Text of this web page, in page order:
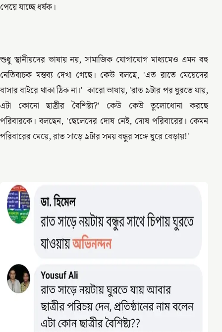
পেয়ে যাচ্ছে ধর্ষক।
শুধু স্থানীয়দের ভাষায় নয়, সামাজিক যোগাযোগ মাধ্যমেও এমন বহু
নেতিবাচক মন্তব্য দেখা গেছে। কেউ বলছে, 'এত রাতে মেয়েদের
বাসার বাইরে থাকা ঠিক না।' কারো ভাষায়, 'রাত ৯টার পর ঘুরতে যায়,
এটা কোনো ছাত্রীর বৈশিষ্ট্য?' কেউ কেউ তুলোধোনা করছে
পরিবারকে। বলছেন, 'ছেলেদের দোষ নেই, দোষ পরিবারের। কেমন
পরিবারের মেয়ে, রাত সাড়ে ৯টার সময় বন্ধুর সঙ্গে ঘুরে বেড়ায়!'